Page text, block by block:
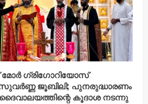
മോർ ഗ്രിഗോറിയോസ്
സുവർണ്ണ ജൂബിലി; പുനരുദ്ധാരണം
കൂദാശ നടന്നു